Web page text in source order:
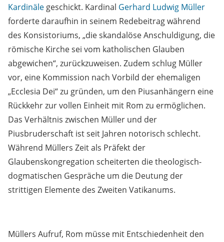
Kardinäle geschickt. Kardinal Gerhard Ludwig Müller
forderte daraufhin in seinem Redebeitrag während
des Konsistoriums, „die skandalöse Anschuldigung, die
römische Kirche sei vom katholischen Glauben
abgewichen“, zurückzuweisen. Zudem schlug Müller
vor, eine Kommission nach Vorbild der ehemaligen
„Ecclesia Dei“ zu gründen, um den Piusanhängern eine
Rückkehr zur vollen Einheit mit Rom zu ermöglichen.
Das Verhältnis zwischen Müller und der
Piusbruderschaft ist seit Jahren notorisch schlecht.
Während Müllers Zeit als Präfekt der
Glaubenskongregation scheiterten die theologisch-
dogmatischen Gespräche um die Deutung der
strittigen Elemente des Zweiten Vatikanums.
Müllers Aufruf, Rom müsse mit Entschiedenheit den